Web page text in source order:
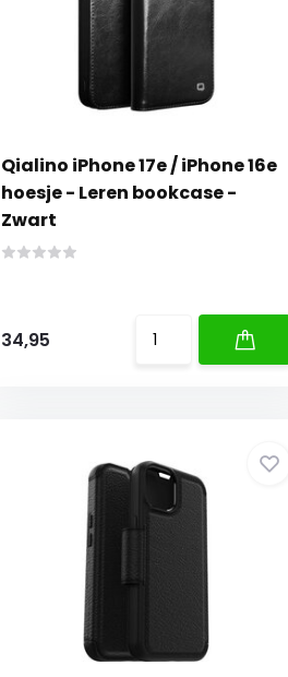
Qialino iPhone 17e / iPhone 16e
hoesje - Leren bookcase -
Zwart
34,95